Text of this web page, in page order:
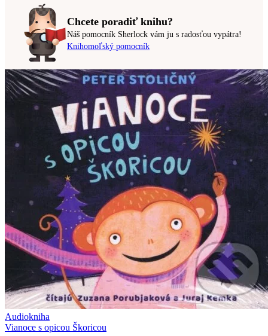
Chcete poradiť knihu?
Náš pomocník Sherlock vám ju s radosťou vypátra!
Knihomoľský pomocník
Audiokniha
Vianoce s opicou Škoricou